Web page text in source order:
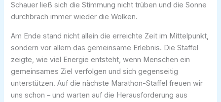
Schauer ließ sich die Stimmung nicht trüben und die Sonne
durchbrach immer wieder die Wolken.
Am Ende stand nicht allein die erreichte Zeit im Mittelpunkt,
sondern vor allem das gemeinsame Erlebnis. Die Staffel
zeigte, wie viel Energie entsteht, wenn Menschen ein
gemeinsames Ziel verfolgen und sich gegenseitig
unterstützen. Auf die nächste Marathon-Staffel freuen wir
uns schon – und warten auf die Herausforderung aus